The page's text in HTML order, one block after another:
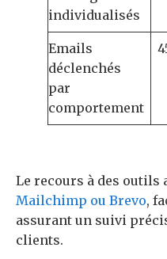
individualisés
Emails
déclenchés
par
comportement
Le recours à des outils
Mailchimp ou Brevo,
assurant un suivi
clients.